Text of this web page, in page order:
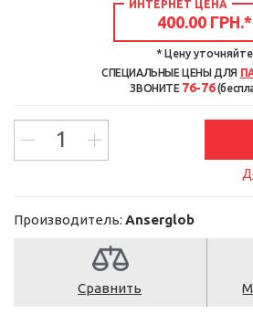
ИНТЕРНЕТ ЦЕНА
400.00 ГРН.*
* Цену уточняйте
СПЕЦИАЛЬНЫЕ ЦЕНЫ ДЛЯ
ЗВОНИТЕ 76-76
Производитель: Anserglob
Сравнить